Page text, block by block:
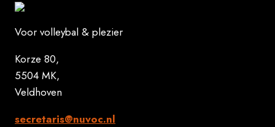
Voor volleybal & plezier
Korze 80,
5504 MK,
Veldhoven
secretaris@nuvoc.nl